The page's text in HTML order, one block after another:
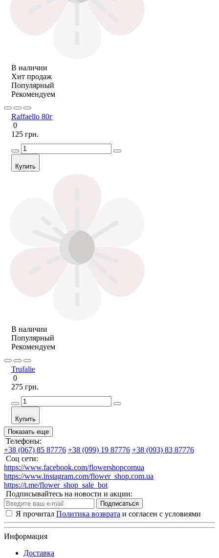
В наличии
Хит продаж
Популярный
Рекомендуем
Raffaello 80г
0
125 грн.
Купить
В наличии
Популярный
Рекомендуем
Trufalie
0
275 грн.
Купить
Показать еще
Телефоны:
+38 (067) 85 87776 +38 (099) 19 87776 +38 (093) 83 87776
Соц сети:
https://www.facebook.com/flowershopcomua
https://www.instagram.com/flower_shop.com.ua
https://t.me/flower_shop_sale_bot
Подписывайтесь на новости и акции:
Подписаться
Я прочитал Политика возврата и согласен с условиями
Информация
Доставка